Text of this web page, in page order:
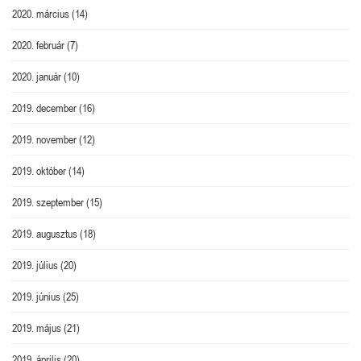
2020. március(14)
2020. február(7)
2020. január(10)
2019. december(16)
2019. november(12)
2019. október(14)
2019. szeptember(15)
2019. augusztus(18)
2019. július(20)
2019. június(25)
2019. május(21)